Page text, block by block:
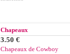
Chapeaux
3.50 €
Chapeaux de Cowboy